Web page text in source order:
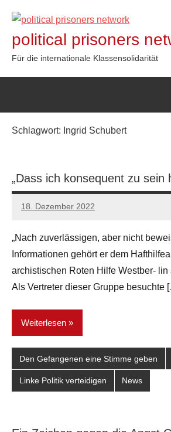
Inhalt
springen
political prisoners
Für die internationale Klassensolidarität
Schlagwort: Ingrid Schubert
„Dass ich konsequent zu sein
18. Dezember 2022
network
„Nach zuverlässigen, aber nicht
Informationen gehört er dem
archistischen Roten Hilfe Westber- lin
Als Vertreter dieser Gruppe besuchte
Weiterlesen
Den Gefangenen eine Stimme geben
Linke Politik verteidigen News